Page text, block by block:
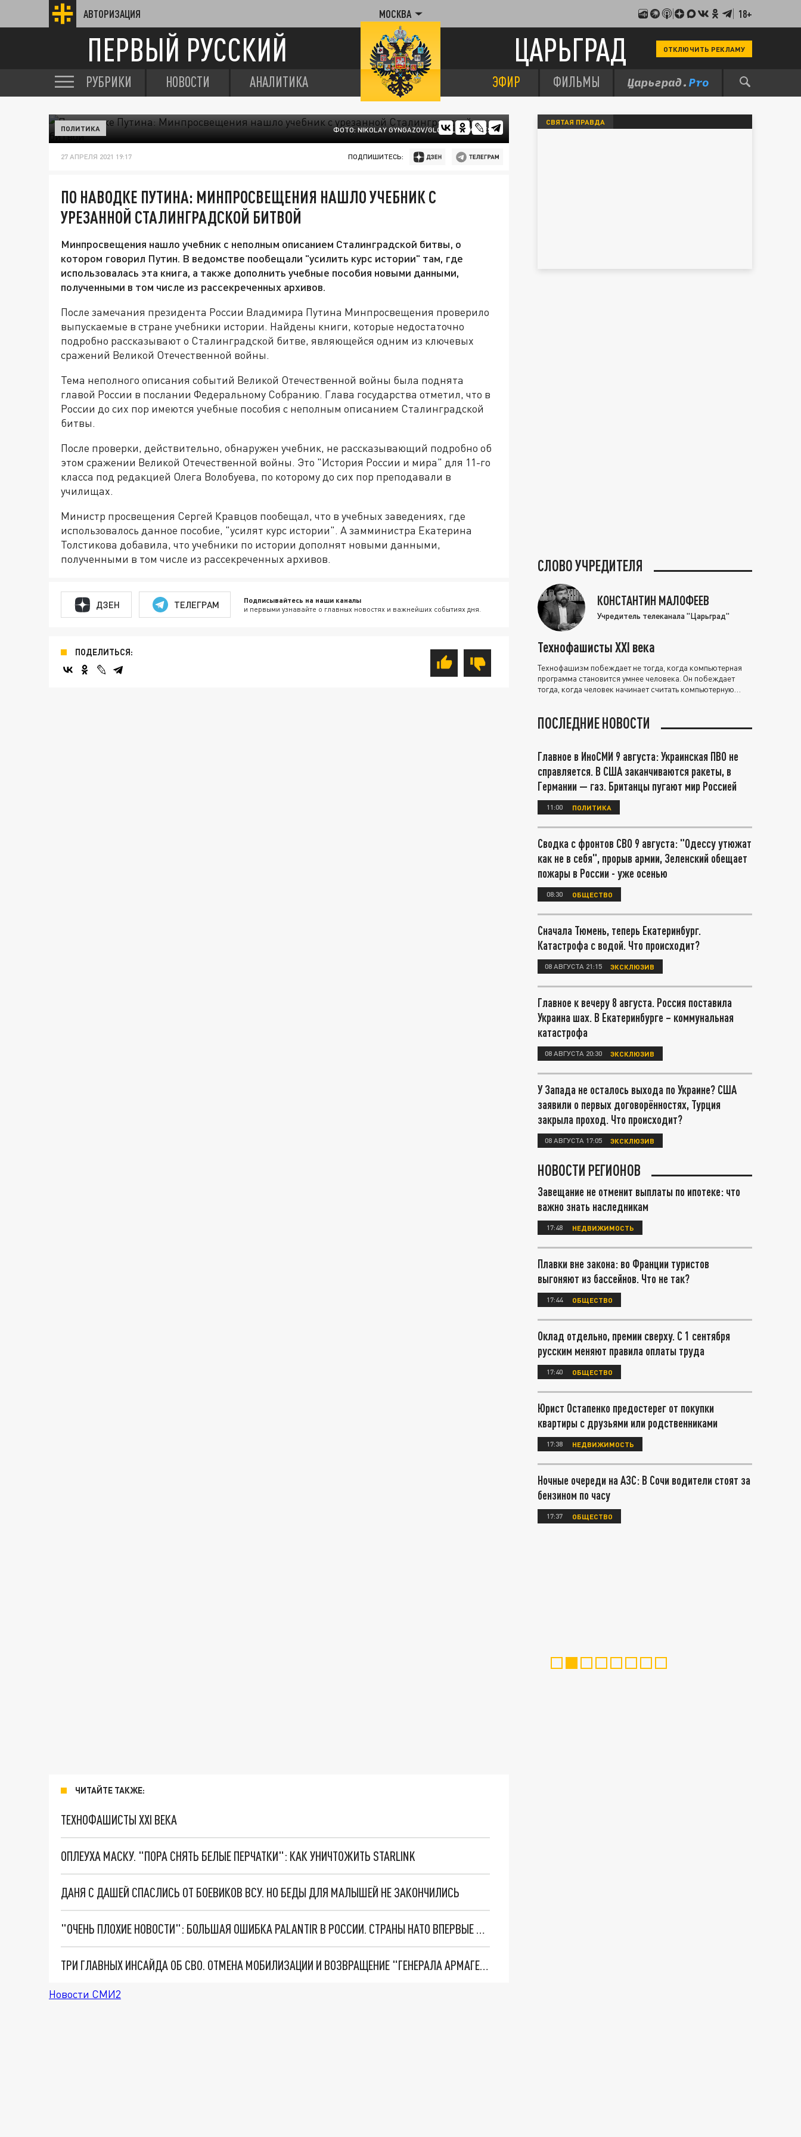
АВТОРИЗАЦИЯ МОСКВА 18+
ПЕРВЫЙ РУССКИЙ ЦАРЬГРАД ОТКЛЮЧИТЬ РЕКЛАМУ
РУБРИКИ НОВОСТИ АНАЛИТИКА ЭФИР ФИЛЬМЫ
ФОТО: NIKOLAY GYNGAZOV/GLOBALLOOKPRESS
ПОЛИТИКА
27 АПРЕЛЯ 2021 19:17 ПОДПИШИТЕСЬ:
ПО НАВОДКЕ ПУТИНА: МИНПРОСВЕЩЕНИЯ НАШЛО УЧЕБНИК С
УРЕЗАННОЙ СТАЛИНГРАДСКОЙ БИТВОЙ
Минпросвещения нашло учебник с неполным описанием Сталинградской битвы, о
котором говорил Путин. В ведомстве пообещали "усилить курс истории" там, где
использовалась эта книга, а также дополнить учебные пособия новыми данными,
полученными в том числе из рассекреченных архивов.
После замечания президента России Владимира Путина Минпросвещения проверило
выпускаемые в стране учебники истории. Найдены книги, которые недостаточно
подробно рассказывают о Сталинградской битве, являющейся одним из ключевых
сражений Великой Отечественной войны.
Тема неполного описания событий Великой Отечественной войны была поднята
главой России в послании Федеральному Собранию. Глава государства отметил, что в
России до сих пор имеются учебные пособия с неполным описанием Сталинградской
битвы.
После проверки, действительно, обнаружен учебник, не рассказывающий подробно об
этом сражении Великой Отечественной войны. Это "История России и мира" для 11-го
класса под редакцией Олега Волобуева, по которому до сих пор преподавали в
училищах.
Министр просвещения Сергей Кравцов пообещал, что в учебных заведениях, где
использовалось данное пособие, "усилят курс истории". А замминистра Екатерина
Толстикова добавила, что учебники по истории дополнят новыми данными,
полученными в том числе из рассекреченных архивов.
ДЗЕН ТЕЛЕГРАМ Подписывайтесь на наши каналы
и первыми узнавайте о главных новостях и важнейших событиях дня.
ПОДЕЛИТЬСЯ:
ЧИТАЙТЕ ТАКЖЕ:
ТЕХНОФАШИСТЫ XXI ВЕКА
ОПЛЕУХА МАСКУ. "ПОРА СНЯТЬ БЕЛЫЕ ПЕРЧАТКИ": КАК УНИЧТОЖИТЬ STARLINK
ДАНЯ С ДАШЕЙ СПАСЛИСЬ ОТ БОЕВИКОВ ВСУ. НО БЕДЫ ДЛЯ МАЛЫШЕЙ НЕ ЗАКОНЧИЛИСЬ
"ОЧЕНЬ ПЛОХИЕ НОВОСТИ": БОЛЬШАЯ ОШИБКА PALANTIR В РОССИИ. СТРАНЫ НАТО ВПЕРВЫЕ ЗА СВО ОСТАНОВИЛИ ПОСТАВКИ ОРУЖИЯ. ВСУ ТЕРЯЮТ ПРИГРАНИЧЬЕ?
ТРИ ГЛАВНЫХ ИНСАЙДА ОБ СВО. ОТМЕНА МОБИЛИЗАЦИИ И ВОЗВРАЩЕНИЕ "ГЕНЕРАЛА АРМАГЕДДОНА"? ОТЛИЧНЫЕ НОВОСТИ, КОТОРЫЕ ЖДАЛИ ВСЕ
Новости СМИ2
СВЯТАЯ ПРАВДА
СЛОВО УЧРЕДИТЕЛЯ
КОНСТАНТИН МАЛОФЕЕВ
Учредитель телеканала "Царьград"
Технофашисты XXI века
Технофашизм побеждает не тогда, когда компьютерная
программа становится умнее человека. Он побеждает
тогда, когда человек начинает считать компьютерную
ПОСЛЕДНИЕ НОВОСТИ
Главное в ИноСМИ 9 августа: Украинская ПВО не
справляется. В США заканчиваются ракеты, в
Германии — газ. Британцы пугают мир Россией
11:00 ПОЛИТИКА
Сводка с фронтов СВО 9 августа: "Одессу утюжат
как не в себя", прорыв армии, Зеленский обещает
пожары в России - уже осенью
08:30 ОБЩЕСТВО
Сначала Тюмень, теперь Екатеринбург.
Катастрофа с водой. Что происходит?
08 АВГУСТА 21:15 ЭКСКЛЮЗИВ
Главное к вечеру 8 августа. Россия поставила
Украина шах. В Екатеринбурге – коммунальная
катастрофа
08 АВГУСТА 20:30 ЭКСКЛЮЗИВ
У Запада не осталось выхода по Украине? США
заявили о первых договорённостях, Турция
закрыла проход. Что происходит?
08 АВГУСТА 17:05 ЭКСКЛЮЗИВ
НОВОСТИ РЕГИОНОВ
Завещание не отменит выплаты по ипотеке: что
важно знать наследникам
17:48 НЕДВИЖИМОСТЬ
Плавки вне закона: во Франции туристов
выгоняют из бассейнов. Что не так?
17:44 ОБЩЕСТВО
Оклад отдельно, премии сверху. С 1 сентября
русским меняют правила оплаты труда
17:40 ОБЩЕСТВО
Юрист Остапенко предостерег от покупки
квартиры с друзьями или родственниками
17:38 НЕДВИЖИМОСТЬ
Ночные очереди на АЗС: В Сочи водители стоят за
бензином по часу
17:37 ОБЩЕСТВО